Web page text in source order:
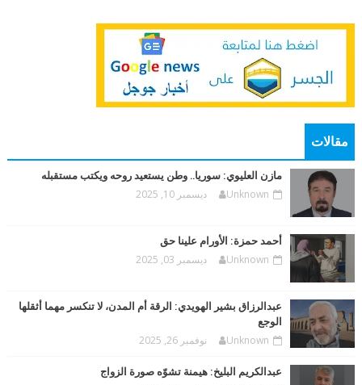
مقالات
مازن العليوي: سوريا.. وطن يستعيد روحه ويكتب مستقبله
Unknown ديسمبر 10, 2025
أحمد حمزة: الأورام علينا حق
Unknown ديسمبر 03, 2025
عبدالرزاق بشير الهويدي: الرقة أم المدن، لا تنكسر مهما أثقلها
الوجع
Unknown نوفمبر 26, 2025
عبدالكريم البليخ: هيمنة تشوّه صورة الزواج